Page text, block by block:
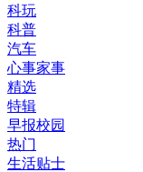
科玩
科普
汽车
心事家事
精选
特辑
早报校园
热门
生活贴士